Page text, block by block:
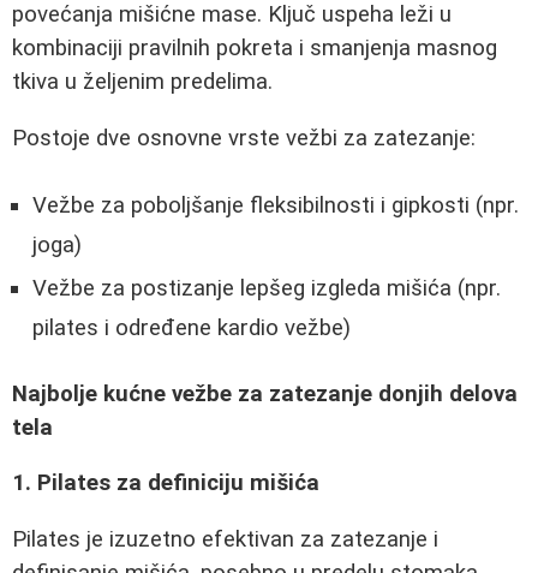
povećanja mišićne mase. Ključ uspeha leži u
kombinaciji pravilnih pokreta i smanjenja masnog
tkiva u željenim predelima.
Postoje dve osnovne vrste vežbi za zatezanje:
Vežbe za poboljšanje fleksibilnosti i gipkosti (npr.
joga)
Vežbe za postizanje lepšeg izgleda mišića (npr.
pilates i određene kardio vežbe)
Najbolje kućne vežbe za zatezanje donjih delova
tela
1. Pilates za definiciju mišića
Pilates je izuzetno efektivan za zatezanje i